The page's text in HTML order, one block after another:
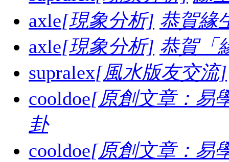
axle[現象分析] 恭賀緣
axle[現象分析] 恭賀「
supralex[風水版友交流]
cooldoe[原創文章：易
卦
cooldoe[原創文章：易